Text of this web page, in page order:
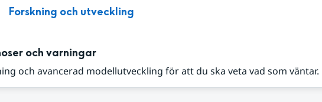
Forskning och utveckling
och varningar
och avancerad modellutveckling för att du ska veta vad som väntar.